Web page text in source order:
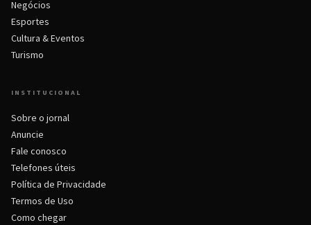
Negócios
Esportes
Cultura & Eventos
Turismo
INSTITUCIONAL
Sobre o jornal
Anuncie
Fale conosco
Telefones úteis
Política de Privacidade
Termos de Uso
Como chegar